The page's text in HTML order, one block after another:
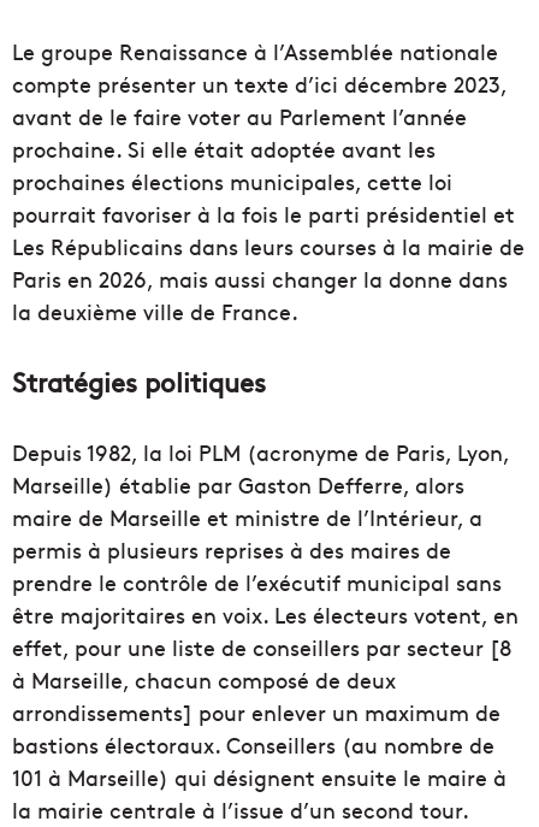
Le groupe Renaissance à l’Assemblée nationale
compte présenter un texte d’ici décembre 2023,
avant de le faire voter au Parlement l’année
prochaine. Si elle était adoptée avant les
prochaines élections municipales, cette loi
pourrait favoriser à la fois le parti présidentiel et
Les Républicains dans leurs courses à la mairie de
Paris en 2026, mais aussi changer la donne dans
la deuxième ville de France.
Stratégies politiques
Depuis 1982, la loi PLM (acronyme de Paris, Lyon,
Marseille) établie par Gaston Defferre, alors
maire de Marseille et ministre de l’Intérieur, a
permis à plusieurs reprises à des maires de
prendre le contrôle de l’exécutif municipal sans
être majoritaires en voix. Les électeurs votent, en
effet, pour une liste de conseillers par secteur [8
à Marseille, chacun composé de deux
arrondissements] pour enlever un maximum de
bastions électoraux. Conseillers (au nombre de
101 à Marseille) qui désignent ensuite le maire à
la mairie centrale à l’issue d’un second tour.